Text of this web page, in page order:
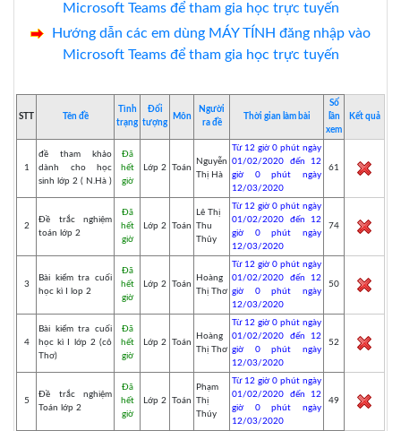
Microsoft Teams để tham gia học trực tuyến
Hướng dẫn các em dùng MÁY TÍNH đăng nhập vào
Microsoft Teams để tham gia học trực tuyến
STT Tên đề
Tình
trạng
Đối
tượng
Môn
Người
ra đề
Thời gian làm bài
Số
lần
xem
Kết quả
1
đề tham khảo
dành cho học
sinh lớp 2 ( N.Hà )
Đã
hết
giờ
Lớp 2 Toán
Nguyễn
Thị Hà
Từ 12 giờ 0 phút ngày
01/02/2020 đến 12
giờ 0 phút ngày
12/03/2020
61
2
Đề trắc nghiệm
toán lớp 2
Đã
hết
giờ
Lớp 2 Toán
Lê Thị
Thu
Thủy
Từ 12 giờ 0 phút ngày
01/02/2020 đến 12
giờ 0 phút ngày
12/03/2020
74
3
Bài kiểm tra cuối
học kì I lop 2
Đã
hết
giờ
Lớp 2 Toán
Hoàng
Thị Thơ
Từ 12 giờ 0 phút ngày
01/02/2020 đến 12
giờ 0 phút ngày
12/03/2020
50
4
Bài kiểm tra cuối
học kì I lớp 2 (cô
Thơ)
Đã
hết
giờ
Lớp 2 Toán
Hoàng
Thị Thơ
Từ 12 giờ 0 phút ngày
01/02/2020 đến 12
giờ 0 phút ngày
12/03/2020
52
5
Đề trắc nghiệm
Toán lớp 2
Đã
hết
giờ
Lớp 2 Toán
Phạm
Thị
Thúy
Từ 12 giờ 0 phút ngày
01/02/2020 đến 12
giờ 0 phút ngày
12/03/2020
49